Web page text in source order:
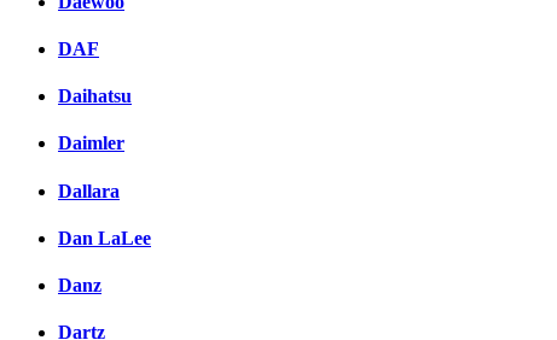
DAF
Daihatsu
Daimler
Dallara
Dan LaLee
Danz
Dartz